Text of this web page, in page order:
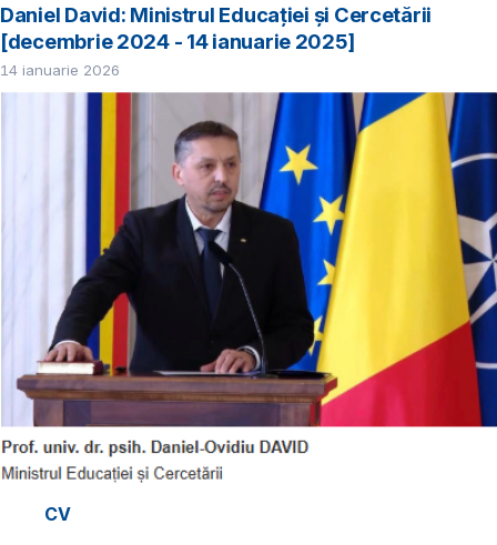
Daniel David: Ministrul Educației și Cercetării
[decembrie 2024 - 14 ianuarie 2025]
14 ianuarie 2026
CV